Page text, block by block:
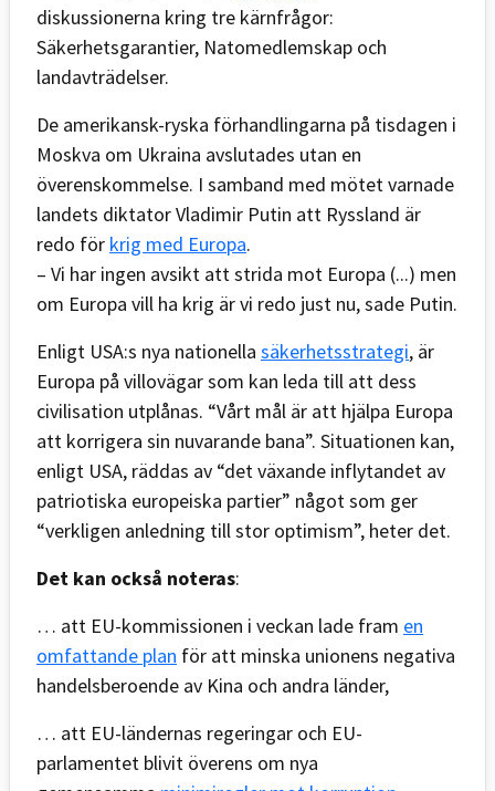
diskussionerna kring tre kärnfrågor:
Säkerhetsgarantier, Natomedlemskap och
landavträdelser.
De amerikansk-ryska förhandlingarna på tisdagen i
Moskva om Ukraina avslutades utan en
överenskommelse. I samband med mötet varnade
landets diktator Vladimir Putin att Ryssland är
redo för krig med Europa.
– Vi har ingen avsikt att strida mot Europa (...) men
om Europa vill ha krig är vi redo just nu, sade Putin.
Enligt USA:s nya nationella säkerhetsstrategi, är
Europa på villovägar som kan leda till att dess
civilisation utplånas. “Vårt mål är att hjälpa Europa
att korrigera sin nuvarande bana”. Situationen kan,
enligt USA, räddas av “det växande inflytandet av
patriotiska europeiska partier” något som ger
“verkligen anledning till stor optimism”, heter det.
Det kan också noteras:
… att EU-kommissionen i veckan lade fram en
omfattande plan för att minska unionens negativa
handelsberoende av Kina och andra länder,
… att EU-ländernas regeringar och EU-
parlamentet blivit överens om nya